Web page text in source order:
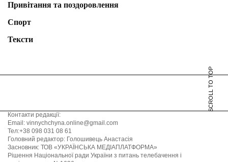
Привітання та поздоровлення
Спорт
Тексти
SCROLL TO TOP
Контакти редакції:
Email: vinnychchyna.online@gmail.com
Тел:+38 098 031 08 61
Головний редактор: Голошивець Анастасія
Засновник: ТОВ «УКРАЇНСЬКА МЕДІАПЛАТФОРМА»
Рішення Національної ради України з питань телебачення і